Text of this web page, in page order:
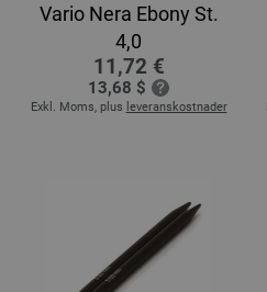
Vario Nera Ebony St.
4,0
11,72 €
13,68 $
Exkl. Moms, plus leveranskostnader